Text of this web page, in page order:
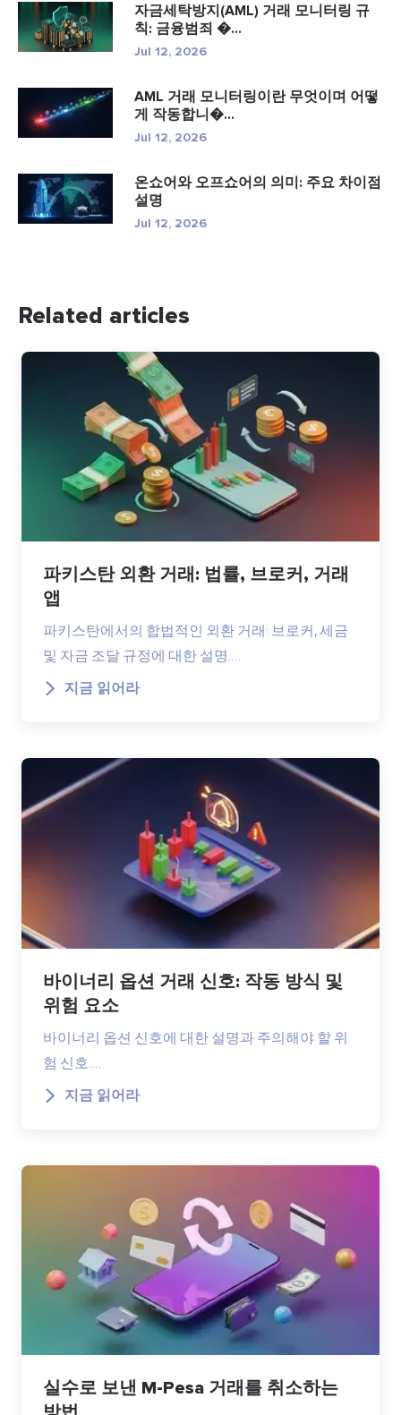
자금세탁방지(AML) 거래 모니터링 규
칙: 금융범죄 �...
Jul 12, 2026
AML 거래 모니터링이란 무엇이며 어떻
게 작동합니�...
Jul 12, 2026
온쇼어와 오프쇼어의 의미: 주요 차이점
설명
Jul 12, 2026
Related articles
파키스탄 외환 거래: 법률, 브로커, 거래
앱
파키스탄에서의 합법적인 외환 거래: 브로커, 세금
및 자금 조달 규정에 대한 설명.…
지금 읽어라
바이너리 옵션 거래 신호: 작동 방식 및
위험 요소
바이너리 옵션 신호에 대한 설명과 주의해야 할 위
험 신호.…
지금 읽어라
실수로 보낸 M-Pesa 거래를 취소하는